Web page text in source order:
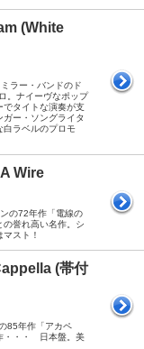
(White
ラー・バンドのド
。ナイーヴなポップ
でタイトな演奏が支
ガー・ソングライタ
白ラベルのプロモ
Wire
の72年作「電線の
の誉れ高い名作。シ
スト！
(帯付
85年作「アカペ
・・・ 日本盤。美